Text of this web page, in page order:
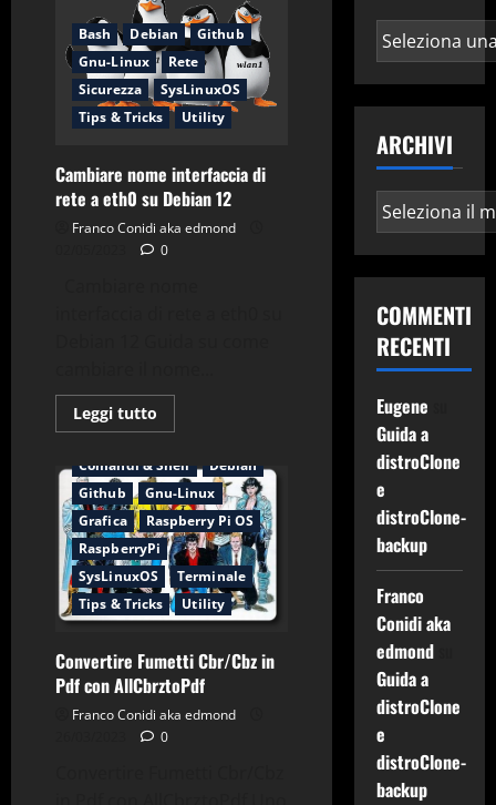
Integrators
rilasciato
Bash Debian
Github
Gnu-Linux
Rete
Sicurezza
SysLinuxOS
Tips & Tricks
Utility
Cambiare nome interfaccia di
rete a eth0 su Debian 12
Franco Conidi aka edmond
0
Leggi tutto
di
Cambiare
nome
interfaccia
di
rete
a
eth0
su
Debian
12
Applicazioni
Comandi & Shell
Debian
Github
Gnu-Linux
Grafica
Raspberry Pi OS
RaspberryPi
SysLinuxOS
Terminale
Tips & Tricks
Utility
Convertire Fumetti Cbr/Cbz in
Pdf con AllCbrztoPdf
Franco Conidi aka edmond
0
Categorie
ARCHIVI
Archivi
COMMENTI
RECENTI
Eugene
Guida a
distroClone
e
distroClone-
backup
Franco
Conidi aka
edmondsu
Guida a
distroClone
e
distroClone-
backup